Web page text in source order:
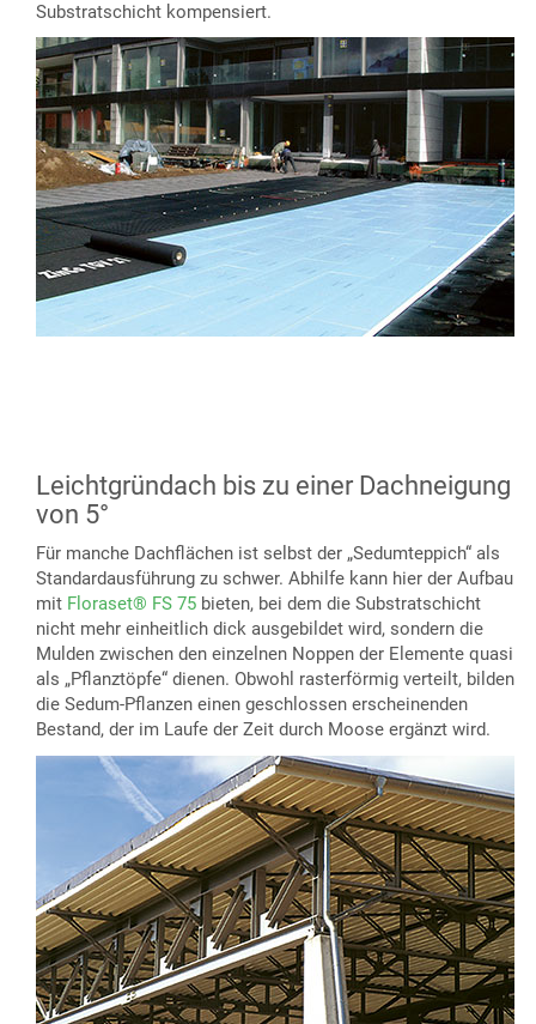
Substratschicht kompensiert.
Leichtgründach bis zu einer Dachneigung
von 5°
Für manche Dachflächen ist selbst der „Sedumteppich“ als
Standardausführung zu schwer. Abhilfe kann hier der Aufbau
mit Floraset® FS 75 bieten, bei dem die Substratschicht
nicht mehr einheitlich dick ausgebildet wird, sondern die
Mulden zwischen den einzelnen Noppen der Elemente quasi
als „Pflanztöpfe“ dienen. Obwohl rasterförmig verteilt, bilden
die Sedum-Pflanzen einen geschlossen erscheinenden
Bestand, der im Laufe der Zeit durch Moose ergänzt wird.